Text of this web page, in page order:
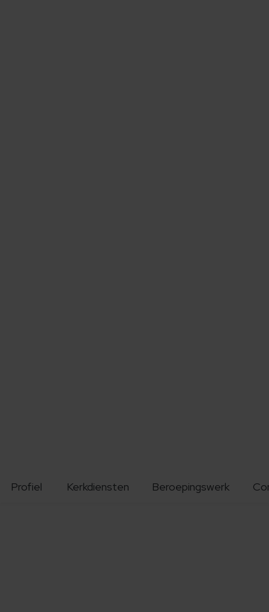
Profiel Kerkdiensten Beroepingswerk